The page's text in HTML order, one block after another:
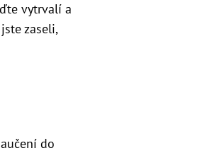
vytrvalí a
zaseli,
do